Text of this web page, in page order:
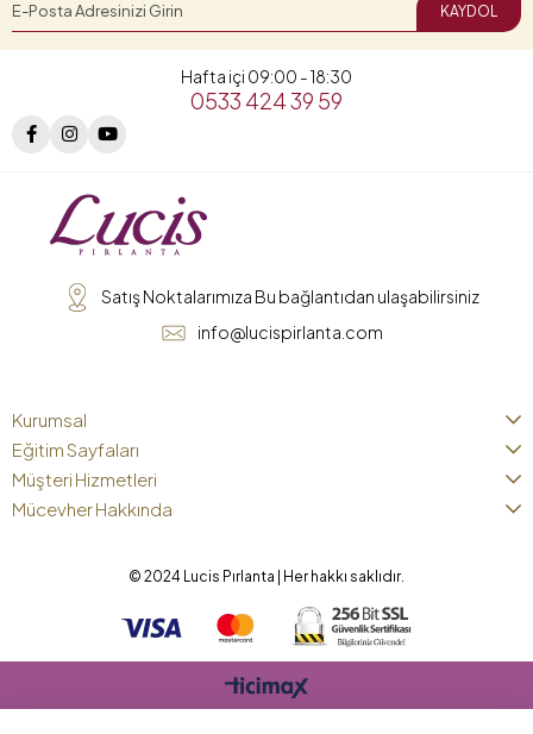
KAYDOL
Hafta içi 09:00 - 18:30
0533 424 39 59
Satış Noktalarımıza Bu bağlantıdan ulaşabilirsiniz
info@lucispirlanta.com
Kurumsal
Eğitim Sayfaları
Müşteri Hizmetleri
Mücevher Hakkında
© 2024 Lucis Pırlanta | Her hakkı saklıdır.